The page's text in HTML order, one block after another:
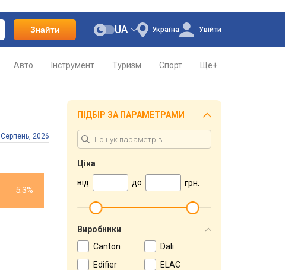
Знайти Україна
UA Увійти
Авто Інструмент Туризм Спорт Ще+
Серпень, 2026
5.3%
ПІДБІР ЗА ПАРАМЕТРАМИ
Ціна
від
до грн.
Виробники
Canton
Dali
Edifier
ELAC